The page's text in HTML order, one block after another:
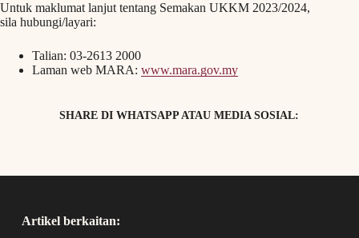
Untuk maklumat lanjut tentang Semakan UKKM 2023/2024,
sila hubungi/layari:
Talian: 03-2613 2000
Laman web MARA: www.mara.gov.my
SHARE DI WHATSAPP ATAU MEDIA SOSIAL:
Artikel berkaitan: